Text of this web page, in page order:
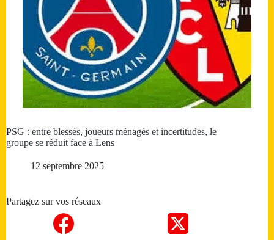
PSG : entre blessés, joueurs ménagés et incertitudes, le
groupe se réduit face à Lens
12 septembre 2025
Partagez sur vos réseaux